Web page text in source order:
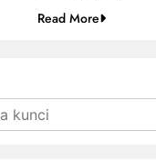
Read More